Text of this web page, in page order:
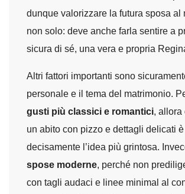
dunque valorizzare la futura sposa al
non solo: deve anche farla sentire a
sicura di sé, una vera e propria
Altri fattori importanti sono
personale e il tema del matrimonio.
gusti più classici e romantici, allora
un abito con pizzo e dettagli delicati è
decisamente l’idea più grintosa.
spose moderne, perché non
con tagli audaci e linee minimal al